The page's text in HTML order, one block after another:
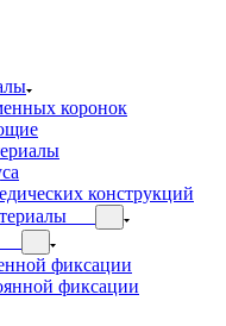
коронок
конструкций
фиксации
фиксации